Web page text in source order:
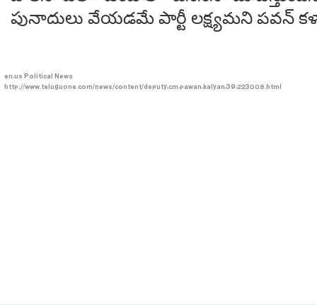
పునాదులు వేయడమే పార్టీ లక్ష్యమని పవన్
en-usPolitical News
http://www.teluguone.com/news/content/deputy-cm-pawan-kalyan-39-223008.html